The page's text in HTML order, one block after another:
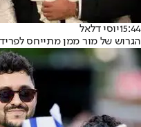
15:44יוסי דלאל
הגרוש של מור ממן מתייחס